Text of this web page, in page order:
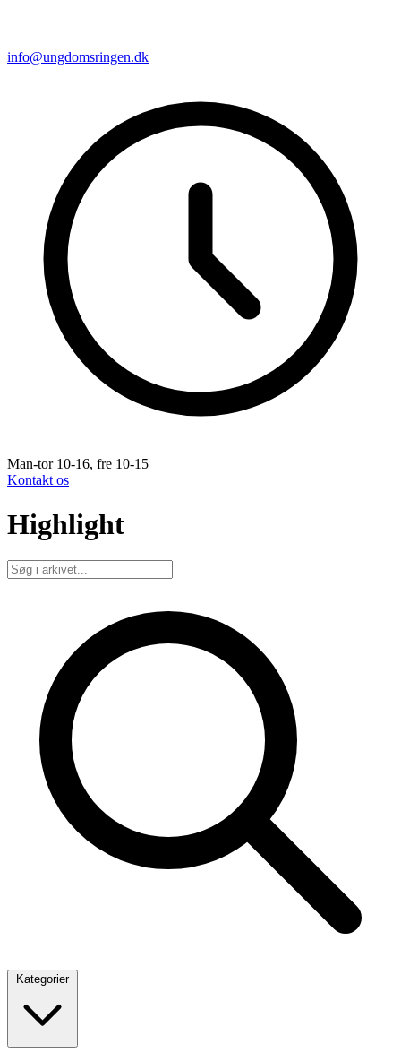
info@ungdomsringen.dk
Man-tor 10-16, fre 10-15
Kontakt os
Highlight
Kategorier